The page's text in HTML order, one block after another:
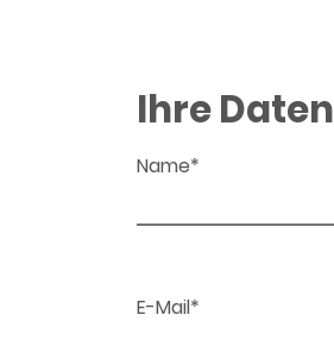
Ihre Daten
Name*
E-Mail*